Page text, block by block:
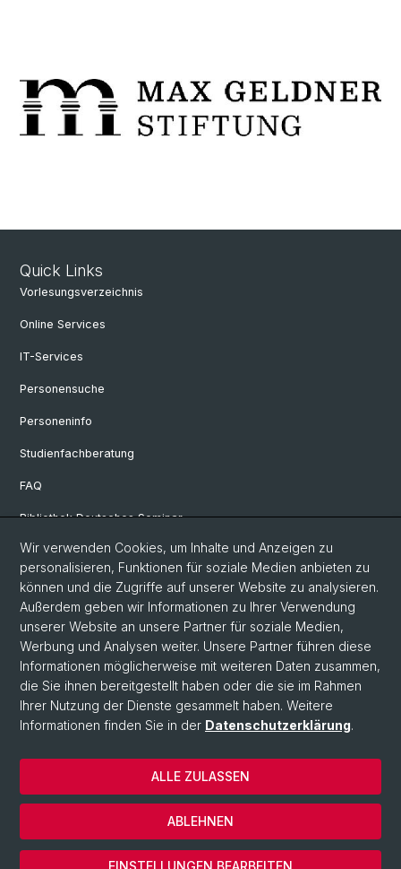
Quick Links
Vorlesungsverzeichnis
Online Services
IT-Services
Personensuche
Personeninfo
Studienfachberatung
FAQ
Bibliothek Deutsches Seminar
Neuere deutsche Literaturwissenschaft
Germanistische Mediävistik
Deutsche Sprachwissenschaft
© Universität Basel
Philosophisch-Historische Fakultät
Sprach- und Literaturwissenschaften
Home
Datenschutzerklärung
Wir verwenden Cookies, um Inhalte und Anzeigen zu
personalisieren, Funktionen für soziale Medien anbieten zu
können und die Zugriffe auf unserer Website zu analysieren.
Außerdem geben wir Informationen zu Ihrer Verwendung
unserer Website an unsere Partner für soziale Medien,
Werbung und Analysen weiter. Unsere Partner führen diese
Informationen möglicherweise mit weiteren Daten zusammen,
die Sie ihnen bereitgestellt haben oder die sie im Rahmen
Ihrer Nutzung der Dienste gesammelt haben. Weitere
Informationen finden Sie in der Datenschutzerklärung.
EINSTELLUNGEN BEARBEITEN
ABLEHNEN
ALLE ZULASSEN